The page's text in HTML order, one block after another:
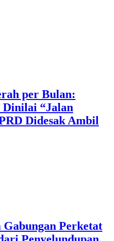
per Bulan:
“Jalan
Didesak Ambil
Perketat